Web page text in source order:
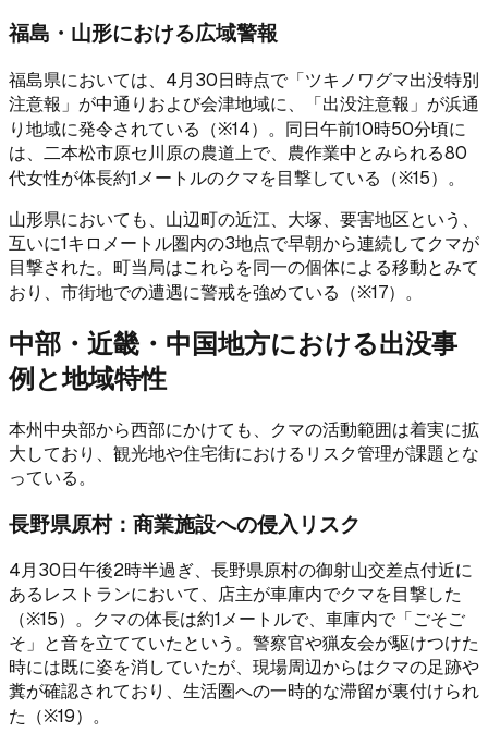
福島・山形における広域警報
福島県においては、4月30日時点で「ツキノワグマ出没特別
注意報」が中通りおよび会津地域に、「出没注意報」が浜通
り地域に発令されている（※14）。同日午前10時50分頃に
は、二本松市原セ川原の農道上で、農作業中とみられる80
代女性が体長約1メートルのクマを目撃している（※15）。
山形県においても、山辺町の近江、大塚、要害地区という、
互いに1キロメートル圏内の3地点で早朝から連続してクマが
目撃された。町当局はこれらを同一の個体による移動とみて
おり、市街地での遭遇に警戒を強めている（※17）。
中部・近畿・中国地方における出没事
例と地域特性
本州中央部から西部にかけても、クマの活動範囲は着実に拡
大しており、観光地や住宅街におけるリスク管理が課題とな
っている。
長野県原村：商業施設への侵入リスク
4月30日午後2時半過ぎ、長野県原村の御射山交差点付近に
あるレストランにおいて、店主が車庫内でクマを目撃した
（※15）。クマの体長は約1メートルで、車庫内で「ごそご
そ」と音を立てていたという。警察官や猟友会が駆けつけた
時には既に姿を消していたが、現場周辺からはクマの足跡や
糞が確認されており、生活圏への一時的な滞留が裏付けられ
た（※19）。